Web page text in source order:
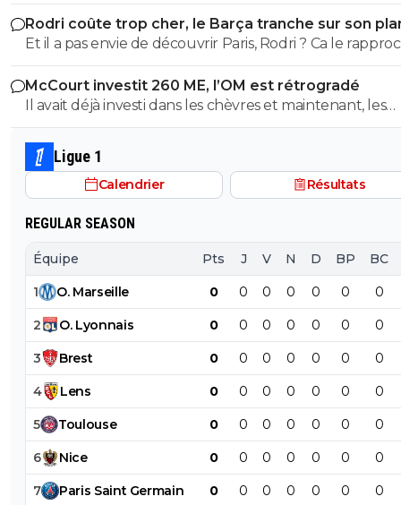
Rodri coûte trop cher, le Barça tranche sur son
Et il a pas envie de découvrir Paris, Rodri ? Ca le
de l'Espagne, c'est déjà ca 😅
McCourt investit 260 ME, l’OM est rétrogradé
Il avait déjà investi dans les chèvres et maintenant, les
cheveaux !
Ligue 1
Calendrier Résultats
REGULAR SEASON
Équipe Pts J V N D BP BC
1 O. Marseille 0 0 0 0 0 0 0
2 O. Lyonnais 0 0 0 0 0 0 0
3 Brest 0 0 0 0 0 0 0
4 Lens 0 0 0 0 0 0 0
5 Toulouse 0 0 0 0 0 0 0
6 Nice 0 0 0 0 0 0 0
7 Paris Saint Germain 0 0 0 0 0 0 0